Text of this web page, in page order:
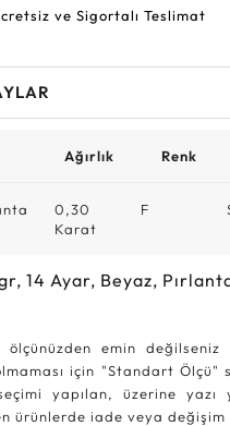
ve Sigortalı Teslimat
Ağırlık Renk
0,30
Karat
F
14Ayar, Beyaz,
ölçünüzden emin değilseniz
için "Standart Ölçü"
yapılan, üzerine
ürünlerde iade veya değişim